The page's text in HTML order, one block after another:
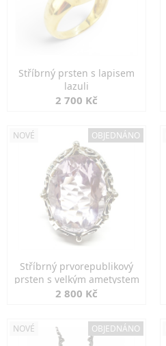
Stříbrný prsten s lapisem
lazuli
2 700 Kč
NOVÉ OBJEDNÁNO
Stříbrný prvorepublikový
prsten s velkým ametystem
2 800 Kč
NOVÉ OBJEDNÁNO